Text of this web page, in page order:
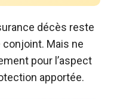
décès reste
Mais ne
pour l’aspect
apportée.